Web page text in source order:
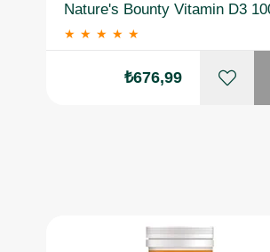
★ ★ ★ ★ ★
₺676,99